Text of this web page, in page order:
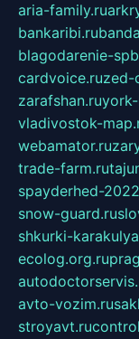
aria-family.ru
bankaribi.ru
blagodarenie-
cardvoice.ruzed-
zarafshan.ru
vladivostok-
webamator.ru
trade-farm.ru
spayderhed-
snow-guard.ru
shkurki-
ecolog.org.ru
avto-vozim.ru
stroyavt.ru